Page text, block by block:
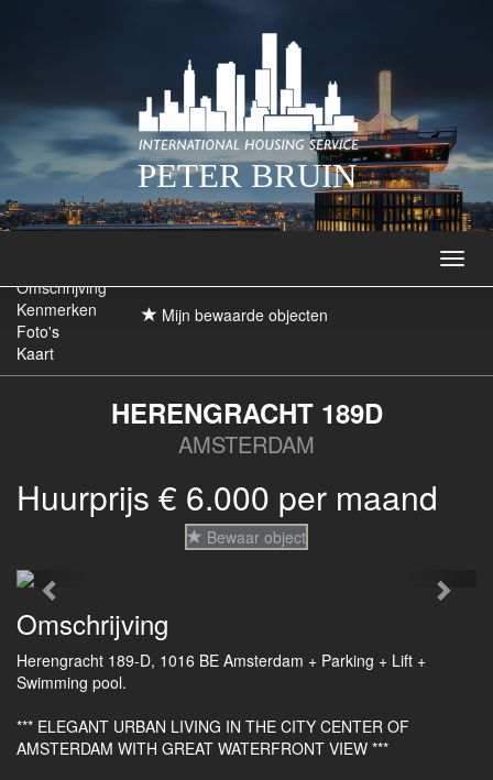
PETER BRUIN
Mijn bewaarde objecten
Omschrijving
Kenmerken
Foto's
Kaart
HERENGRACHT 189D
AMSTERDAM
Huurprijs € 6.000 per maand
Bewaar object
Previous Next
Omschrijving
Herengracht 189-D, 1016 BE Amsterdam + Parking + Lift +
Swimming pool.
*** ELEGANT URBAN LIVING IN THE CITY CENTER OF
AMSTERDAM WITH GREAT WATERFRONT VIEW ***